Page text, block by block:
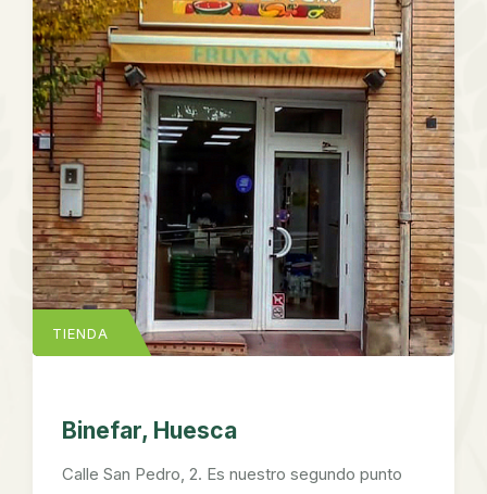
TIENDA
Binefar, Huesca
Calle San Pedro, 2. Es nuestro segundo punto